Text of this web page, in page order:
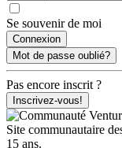
Se souvenir de moi
Mot de passe oublié?
Pas encore inscrit ?
Inscrivez-vous!
Site communautaire
15 ans.